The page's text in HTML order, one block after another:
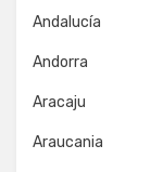
Andalucía
Andorra
Aracaju
Araucania